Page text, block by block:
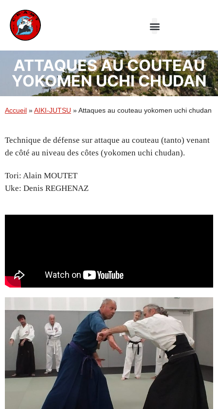
ATTAQUES AU COUTEAU
YOKOMEN UCHI CHUDAN
Accueil »AIKI-JUTSU »Attaques au couteau yokomen uchi chudan
Technique de défense sur attaque au couteau (tanto) venant
de côté au niveau des côtes (yokomen uchi chudan).
Tori: Alain MOUTET
Uke: Denis REGHENAZ